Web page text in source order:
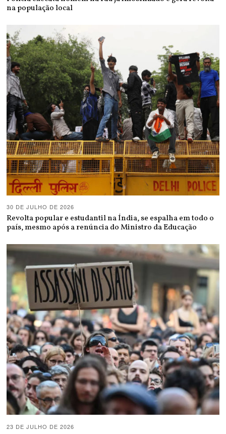
na população local
30 DE JULHO DE 2026
Revolta popular e estudantil na Índia, se espalha em todo o
país, mesmo após a renúncia do Ministro da Educação
23 DE JULHO DE 2026